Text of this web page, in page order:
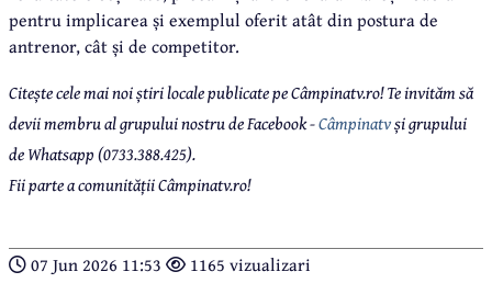
pentru implicarea și exemplul oferit atât din postura de
antrenor, cât și de competitor.
Citește cele mai noi știri locale publicate pe Câmpinatv.ro! Te invităm să
devii membru al grupului nostru de Facebook -Câmpinatvși grupului
de Whatsapp (0733.388.425).
Fii parte a comunității Câmpinatv.ro!
07 Jun 2026 11:53 1165 vizualizari